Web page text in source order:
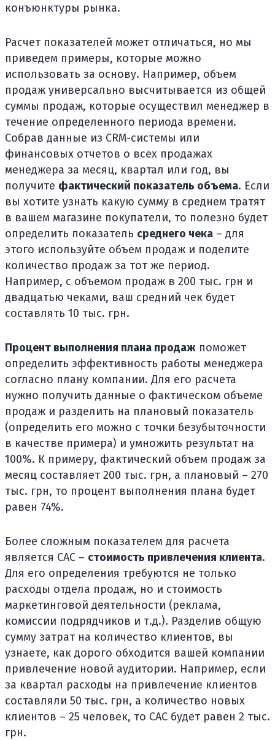
конъюнктуры рынка.
Расчет показателей может отличаться, но мы
приведем примеры, которые можно
использовать за основу. Например, объем
продаж универсально высчитывается из общей
суммы продаж, которые осуществил менеджер в
течение определенного периода времени.
Собрав данные из CRM-системы или
финансовых отчетов о всех продажах
менеджера за месяц, квартал или год, вы
получите фактический показатель объема. Если
вы хотите узнать какую сумму в среднем тратят
в вашем магазине покупатели, то полезно будет
определить показатель среднего чека – для
этого используйте объем продаж и поделите
количество продаж за тот же период.
Например, с объемом продаж в 200 тыс. грн и
двадцатью чеками, ваш средний чек будет
составлять 10 тыс. грн.
Процент выполнения плана продаж поможет
определить эффективность работы менеджера
согласно плану компании. Для его расчета
нужно получить данные о фактическом объеме
продаж и разделить на плановый показатель
(определить его можно с точки безубыточности
в качестве примера) и умножить результат на
100%. К примеру, фактический объем продаж за
месяц составляет 200 тыс. грн, а плановый – 270
тыс. грн, то процент выполнения плана будет
равен 74%.
Более сложным показателем для расчета
является CAC – стоимость привлечения клиента.
Для его определения требуются не только
расходы отдела продаж, но и стоимость
маркетинговой деятельности (реклама,
комиссии подрядчиков и т.д.). Разделив общую
сумму затрат на количество клиентов, вы
узнаете, как дорого обходится вашей компании
привлечение новой аудитории. Например, если
за квартал расходы на привлечение клиентов
составляли 50 тыс. грн, а количество новых
клиентов – 25 человек, то CAC будет равен 2 тыс.
грн.